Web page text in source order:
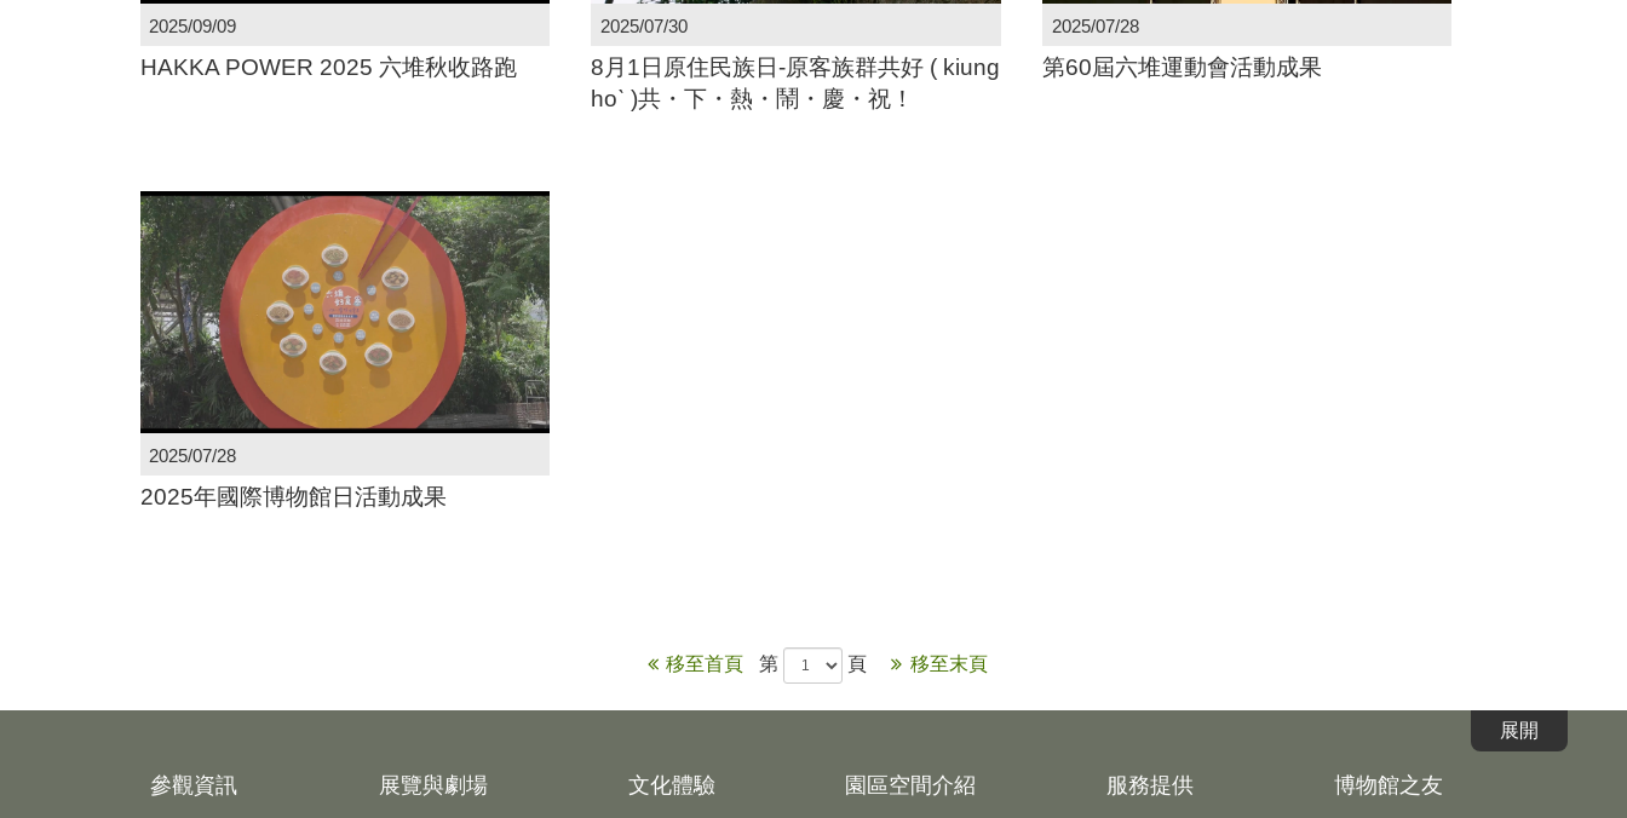
2025/09/09
HAKKA POWER 2025 六堆秋收路跑
2025/07/30
8月1日原住民族日-原客族群共好 ( kiung
hoˋ )共・下・熱・鬧・慶・祝！
2025/07/28
第60屆六堆運動會活動成果
2025/07/28
2025年國際博物館日活動成果
移至首頁 第 頁 移至末頁
參觀資訊 展覽與劇場 文化體驗 園區空間介紹 服務提供 博物館之友